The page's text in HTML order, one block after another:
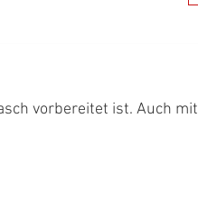
vorbereitet ist. Auch mit